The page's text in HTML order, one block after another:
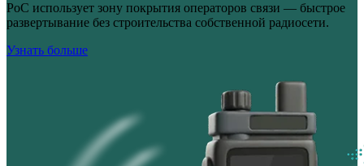
PoС использует зону покрытия операторов связи — быстрое
развертывание без строительства собственной радиосети.
Узнать больше